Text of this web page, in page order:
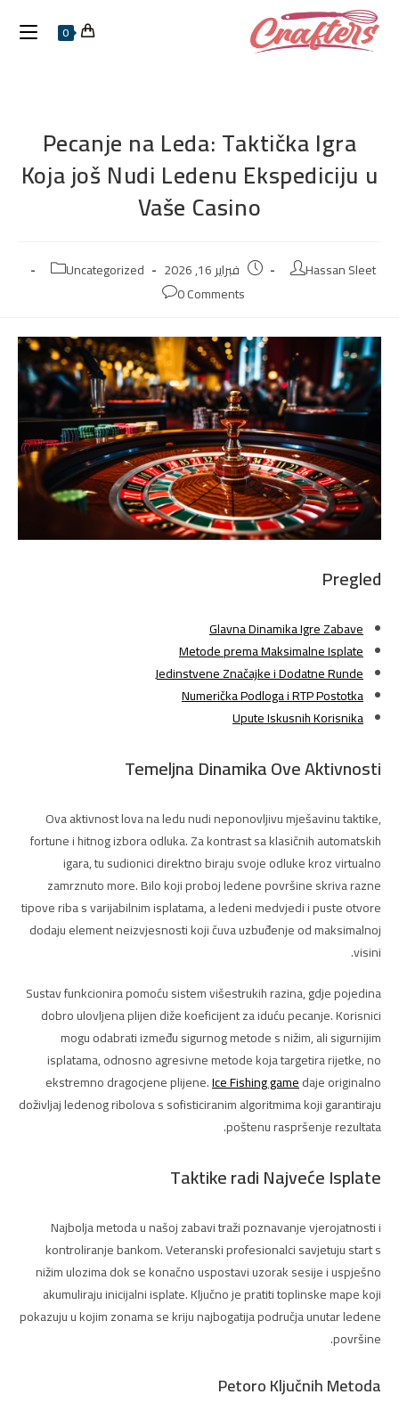
0
Pecanje na Leda: Taktička Igra
Koja još Nudi Ledenu Ekspediciju u
Vaše Casino
Hassan Sleet فبراير 16, 2026
Uncategorized
0 Comments
Pregled
Glavna Dinamika Igre Zabave
Metode prema Maksimalne Isplate
Jedinstvene Značajke i Dodatne Runde
Numerička Podloga i RTP Postotka
Upute Iskusnih Korisnika
Temeljna Dinamika Ove Aktivnosti
Ova aktivnost lova na ledu nudi neponovljivu mješavinu taktike,
fortune i hitnog izbora odluka. Za kontrast sa klasičnih automatskih
igara, tu sudionici direktno biraju svoje odluke kroz virtualno
zamrznuto more. Bilo koji proboj ledene površine skriva razne
tipove riba s varijabilnim isplatama, a ledeni medvjedi i puste otvore
dodaju element neizvjesnosti koji čuva uzbuđenje od maksimalnoj
visini.
Sustav funkcionira pomoću sistem višestrukih razina, gdje pojedina
dobro ulovljena plijen diže koeficijent za iduću pecanje. Korisnici
mogu odabrati između sigurnog metode s nižim, ali sigurnijim
isplatama, odnosno agresivne metode koja targetira rijetke, no
ekstremno dragocjene plijene.Ice Fishing gamedaje originalno
doživljaj ledenog ribolova s sofisticiranim algoritmima koji garantiraju
poštenu raspršenje rezultata.
Taktike radi Najveće Isplate
Najbolja metoda u našoj zabavi traži poznavanje vjerojatnosti i
kontroliranje bankom. Veteranski profesionalci savjetuju start s
nižim ulozima dok se konačno uspostavi uzorak sesije i uspješno
akumuliraju inicijalni isplate. Ključno je pratiti toplinske mape koji
pokazuju u kojim zonama se kriju najbogatija područja unutar ledene
površine.
Petoro Ključnih Metoda